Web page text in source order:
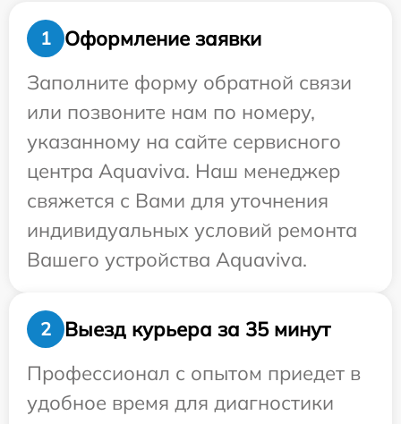
1
Оформление заявки
Заполните форму обратной связи
или позвоните нам по номеру,
указанному на сайте сервисного
центра Aquaviva. Наш менеджер
свяжется с Вами для уточнения
индивидуальных условий ремонта
Вашего устройства Aquaviva.
2
Выезд курьера за 35 минут
Профессионал с опытом приедет в
удобное время для диагностики